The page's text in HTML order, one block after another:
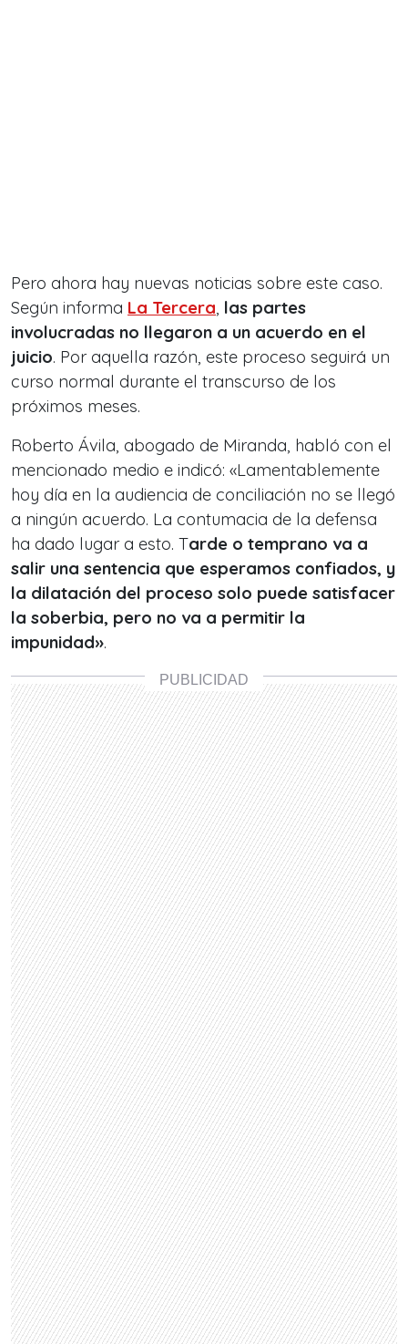
Pero ahora hay nuevas noticias sobre este caso.
Según informa La Tercera, las partes
involucradas no llegaron a un acuerdo en el
juicio. Por aquella razón, este proceso seguirá un
curso normal durante el transcurso de los
próximos meses.
Roberto Ávila, abogado de Miranda, habló con el
mencionado medio e indicó: «Lamentablemente
hoy día en la audiencia de conciliación no se llegó
a ningún acuerdo. La contumacia de la defensa
ha dado lugar a esto. Tarde o temprano va a
salir una sentencia que esperamos confiados, y
la dilatación del proceso solo puede satisfacer
la soberbia, pero no va a permitir la
impunidad».